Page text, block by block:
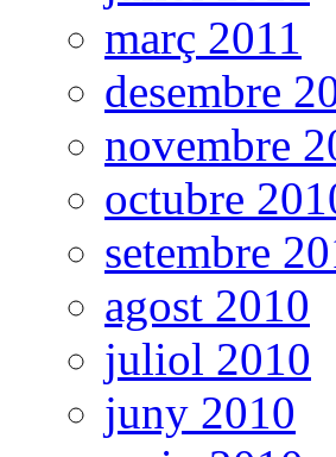
març 2011
desembre
novembre
octubre
setembre
agost 2010
juliol 2010
juny 2010